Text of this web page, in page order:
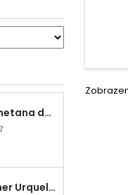
Milram Smetana do kávy Irish Cream 14g/10ks
Krýgl Pilsner Urquell 0,5l